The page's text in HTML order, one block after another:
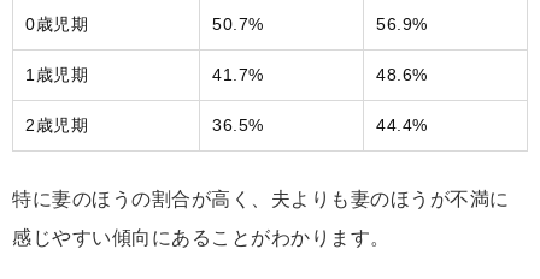
0歳児期 50.7% 56.9%
1歳児期 41.7% 48.6%
2歳児期 36.5% 44.4%
特に妻のほうの割合が高く、夫よりも妻のほうが不満に
感じやすい傾向にあることがわかります。